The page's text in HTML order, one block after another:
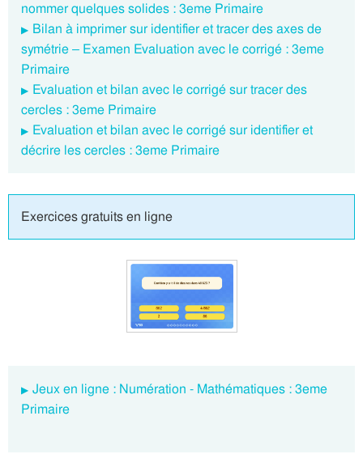
nommer quelques solides : 3eme Primaire
Bilan à imprimer sur identifier et tracer des axes de
symétrie – Examen Evaluation avec le corrigé : 3eme
Primaire
Evaluation et bilan avec le corrigé sur tracer des
cercles : 3eme Primaire
Evaluation et bilan avec le corrigé sur identifier et
décrire les cercles : 3eme Primaire
Exercices gratuits en ligne
Jeux en ligne : Numération - Mathématiques : 3eme
Primaire